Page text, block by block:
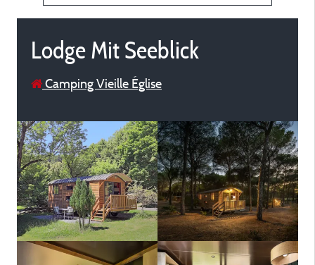
Lodge Mit Seeblick
Camping Vieille Église